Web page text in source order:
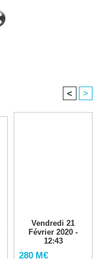
< >
Vendredi 21
Février 2020 -
12:43
280 M€